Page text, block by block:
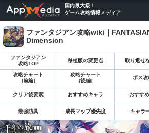
国内最大級！
ゲーム攻略情報メディア
ファンタジアン攻略wiki｜
Dimension
ファンタジアン
攻略TOP
移植版の変更点 取り返せ
攻略チャート
[前編]
攻略チャート
[後編]
ボス攻
クリア後要素 おすすめキャラ おすす
最強防具 成長マップ優先度 キャラ